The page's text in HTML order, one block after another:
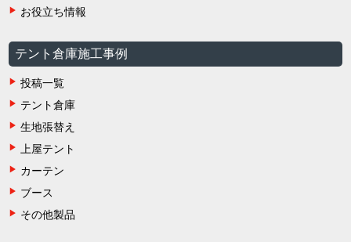
お役立ち情報
テント倉庫施工事例
投稿一覧
テント倉庫
生地張替え
上屋テント
カーテン
ブース
その他製品